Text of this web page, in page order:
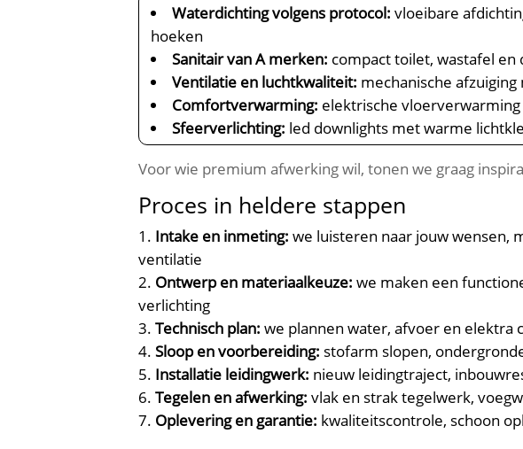
Waterdichting volgens protocol: vloeibare
hoeken
Sanitair van A merken: compact toilet, wastafel en
Ventilatie en luchtkwaliteit: mechanische
Comfortverwarming: elektrische
Sfeerverlichting: led downlights met warme
Voor wie premium afwerking wil, tonen we graag
Proces in heldere stappen
Intake en inmeting: we luisteren naar jouw wensen,
ventilatie
Ontwerp en materiaalkeuze: we maken een
verlichting
Technisch plan: we plannen water, afvoer en
Sloop en voorbereiding: stofarm slopen,
Installatie leidingwerk: nieuw leidingtraject,
Tegelen en afwerking: vlak en strak tegelwerk,
Oplevering en garantie: kwaliteitscontrole, schoon